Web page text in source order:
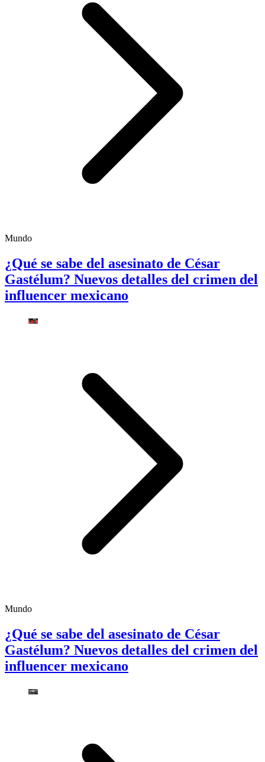
Mundo
¿Qué se sabe del asesinato de César
Gastélum? Nuevos detalles del crimen del
influencer mexicano
Mundo
¿Qué se sabe del asesinato de César
Gastélum? Nuevos detalles del crimen del
influencer mexicano